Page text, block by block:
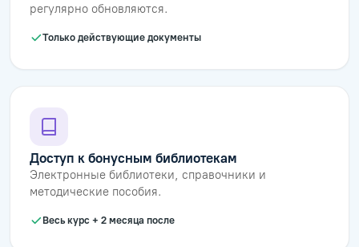
регулярно обновляются.
Только действующие документы
Доступ к бонусным библиотекам
Электронные библиотеки, справочники и
методические пособия.
Весь курс + 2 месяца после